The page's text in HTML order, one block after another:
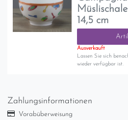
14,5 cm
Ausverkauft
Lassen Sie sich
wieder verfügbar ist.
Zahlungsinformationen
Vorabüberweisung